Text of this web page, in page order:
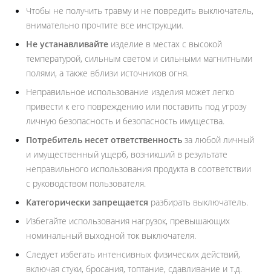
Чтобы не получить травму и не повредить выключатель,
внимательно прочтите все инструкции.
Не устанавливайте изделие в местах с высокой
температурой, сильным светом и сильными магнитными
полями, а также вблизи источников огня.
Неправильное использование изделия может легко
привести к его повреждению или поставить под угрозу
личную безопасность и безопасность имущества.
Потребитель несет ответственность за любой личный
и имущественный ущерб, возникший в результате
неправильного использования продукта в соответствии
с руководством пользователя.
Категорически запрещается разбирать выключатель.
Избегайте использования нагрузок, превышающих
номинальный выходной ток выключателя.
Следует избегать интенсивных физических действий,
включая стуки, бросания, топтание, сдавливание и т.д.